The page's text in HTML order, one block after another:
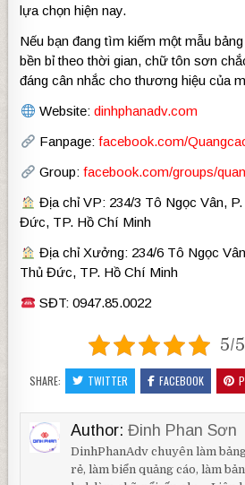
lựa chọn hiện nay.
Nếu bạn đang tìm kiếm một mẫu
bền bỉ theo thời gian, chữ tôn sơn
đáng cân nhắc cho thương hiệu của
Website: dinhphanadv.com
Fanpage: facebook.com/
Group: facebook.com/groups/
Địa chỉ VP: 234/3 Tô Ngọc Vân,
Đức, TP. Hồ Chí Minh
Địa chỉ Xưởng: 234/6 Tô Ngọc
Thủ Đức, TP. Hồ Chí Minh
SĐT: 0947.85.0022
5/
SHARE: TWITTER FACEBOOK
Author:Đinh Phan Sơn
DinhPhanAdv chuyên làm
rẻ, làm biển quảng cáo, làm